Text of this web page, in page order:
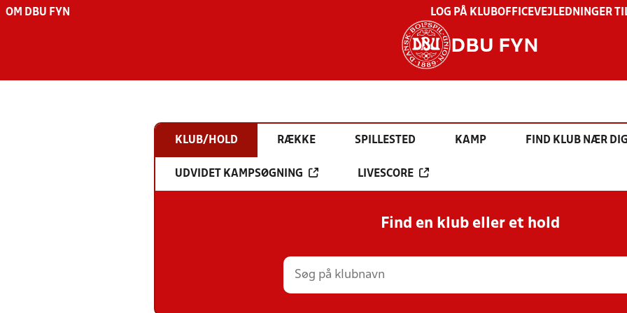
OM DBU FYN LOG PÅ KLUBOFFICEVEJLEDNINGER
DBU FYN
KLUB/HOLD RÆKKE SPILLESTED KAMP FIND KLUB NÆR
UDVIDET KAMPSØGNING LIVESCORE
Find en klub eller et hold